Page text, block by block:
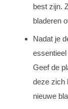
best zijn.
bladeren
Nadat je
Geef de
deze zich
nieuwe